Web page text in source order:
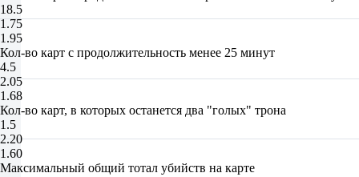
18.5
1.75
1.95
Кол-во карт с продолжительность менее 25 минут
4.5
2.05
1.68
Кол-во карт, в которых останется два "голых" трона
1.5
2.20
1.60
Максимальный общий тотал убийств на карте